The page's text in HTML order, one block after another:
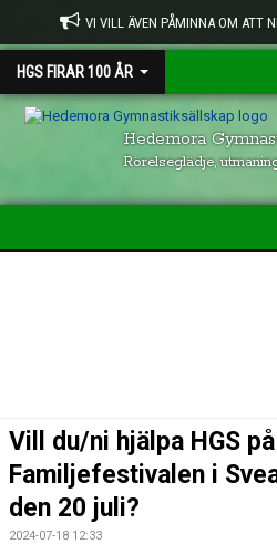
VI VILL ÄVEN PÅMINNA OM ATT
HGS FIRAR 100 ÅR
Hedemora
Rörelseglädje,
VISION & UPPFÖRANDE
NYHETER
Vill du/ni hjälpa HGS på
Familjefestivalen i
den 20 juli?
2024-07-18 12:33